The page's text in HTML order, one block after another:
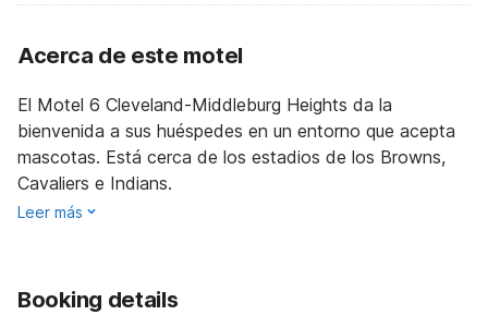
Acerca de este motel
El Motel 6 Cleveland-Middleburg Heights da la
bienvenida a sus huéspedes en un entorno que acepta
mascotas. Está cerca de los estadios de los Browns,
Cavaliers e Indians.
Leer más
Booking details